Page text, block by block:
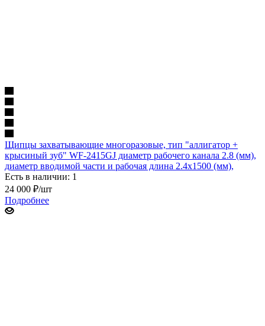
Щипцы захватывающие многоразовые, тип "аллигатор +
крысиный зуб" WF-2415GJ диаметр рабочего канала 2.8 (мм),
диаметр вводимой части и рабочая длина 2.4х1500 (мм),
Есть в наличии: 1
24 000 ₽/шт
Подробнее